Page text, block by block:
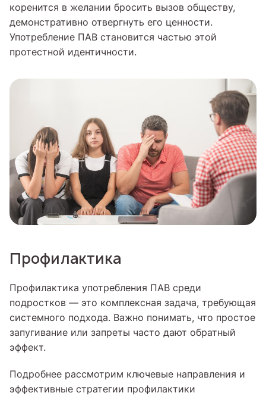
коренится в желании бросить вызов обществу,
демонстративно отвергнуть его ценности.
Употребление ПАВ становится частью этой
протестной идентичности.
Профилактика
Профилактика употребления ПАВ среди
подростков — это комплексная задача, требующая
системного подхода. Важно понимать, что простое
запугивание или запреты часто дают обратный
эффект.
Подробнее рассмотрим ключевые направления и
эффективные стратегии профилактики